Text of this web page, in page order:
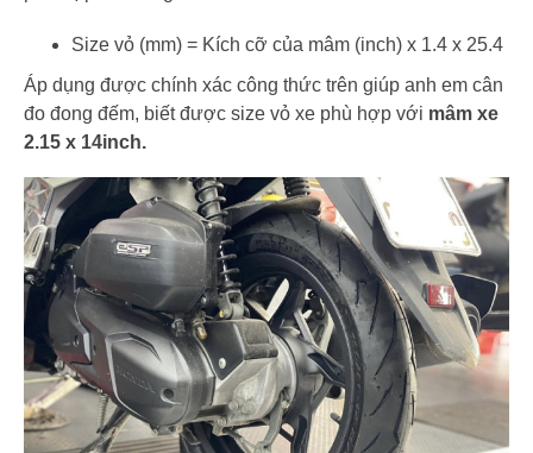
Size vỏ (mm) = Kích cỡ của mâm (inch) x 1.4 x 25.4
Áp dụng được chính xác công thức trên giúp anh em cân
đo đong đếm, biết được size vỏ xe phù hợp với mâm xe
2.15 x 14inch.